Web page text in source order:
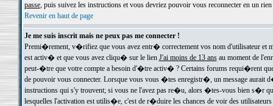
passe, puis suivez les instructions et vous devriez pouvoir vous reconnecter en un rien
Revenir en haut de page
Je me suis inscrit mais ne peux pas me connecter !
Premi�rement, v�rifiez que vous avez entr� correctement vos nom d'utilisateur
est activ� et que vous avez cliqu� sur le lien J'ai moins de 13 ansau moment de
peut-�tre que votre compte a besoin d'�tre activ� ? Certains forums requi�rent
de pouvoir vous connecter. Lorsque vous vous �tes enregistr�, un message aurait
instructions qui s'y trouvent; si vous ne l'avez pas re�u, alors �tes-vous bien s�r
lesquelles l'activation est utilis�e, c'est de r�duire les chances de voir des